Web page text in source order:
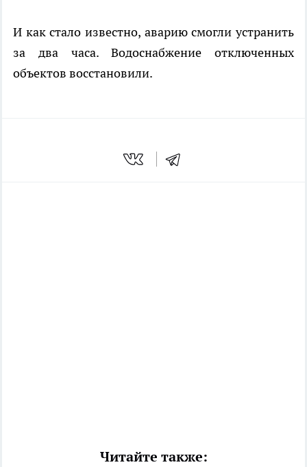
И как стало известно, аварию смогли устранить
за два часа. Водоснабжение отключенных
объектов восстановили.
Читайте также: